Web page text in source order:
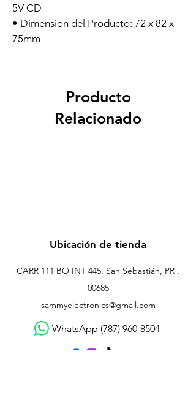
5V CD
• Dimension del Producto: 72 x 82 x
75mm
Producto
Relacionado
Ubicación de tienda
CARR 111 BO INT 445, San Sebastián, PR ,
00685
sammyelectronics@gmail.com
WhatsApp (787) 960-8504